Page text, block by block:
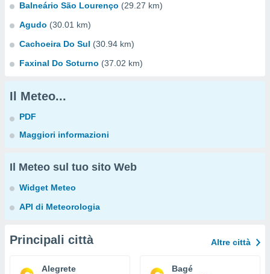
Balneário São Lourenço (29.27 km)
Agudo (30.01 km)
Cachoeira Do Sul (30.94 km)
Faxinal Do Soturno (37.02 km)
Il Meteo...
PDF
Maggiori informazioni
Il Meteo sul tuo sito Web
Widget Meteo
API di Meteorologia
Principali città Altre città
Alegrete Bagé